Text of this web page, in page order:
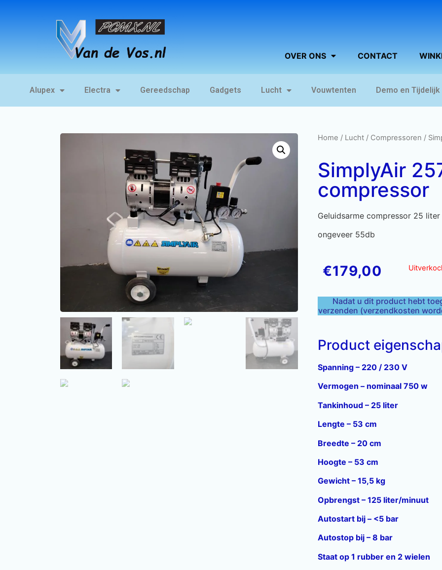
OVER ONS CONTACT
Alupex Electra Gereedschap Gadgets Lucht Vouwtenten Demo en Tijdelijk
Home / Lucht/ Compressoren /
SimplyAir
compressor
Geluidsarme compressor 25
ongeveer 55db
€179,00
Nadat u dit product hebt
verzenden (verzendkosten
Product
Spanning – 220 / 230 V
Vermogen – nominaal 750 w
Tankinhoud – 25 liter
Lengte – 53 cm
Breedte – 20 cm
Hoogte – 53 cm
Gewicht – 15,5 kg
Opbrengst – 125 liter/minuut
Autostart bij – <5 bar
Autostop bij – 8 bar
Staat op 1 rubber en 2 wielen